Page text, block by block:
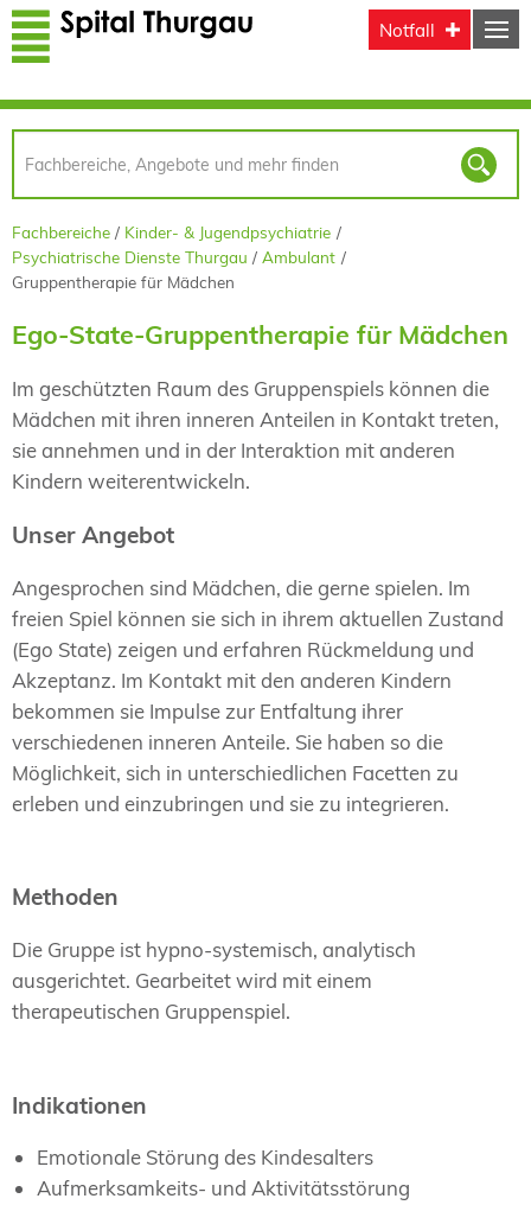
Direkt zum Inhalt
Notfall
Fachbereiche
Kinder- & Jugendpsychiatrie
Psychiatrische Dienste Thurgau
Ambulant
Gruppentherapie für Mädchen
Ego-State-Gruppentherapie für Mädchen
Im geschützten Raum des Gruppenspiels können die
Mädchen mit ihren inneren Anteilen in Kontakt treten,
sie annehmen und in der Interaktion mit anderen
Kindern weiterentwickeln.
Unser Angebot
Angesprochen sind Mädchen, die gerne spielen. Im
freien Spiel können sie sich in ihrem aktuellen Zustand
(Ego State) zeigen und erfahren Rückmeldung und
Akzeptanz. Im Kontakt mit den anderen Kindern
bekommen sie Impulse zur Entfaltung ihrer
verschiedenen inneren Anteile. Sie haben so die
Möglichkeit, sich in unterschiedlichen Facetten zu
erleben und einzubringen und sie zu integrieren.
Methoden
Die Gruppe ist hypno-systemisch, analytisch
ausgerichtet. Gearbeitet wird mit einem
therapeutischen Gruppenspiel.
Indikationen
Emotionale Störung des Kindesalters
Aufmerksamkeits- und Aktivitätsstörung